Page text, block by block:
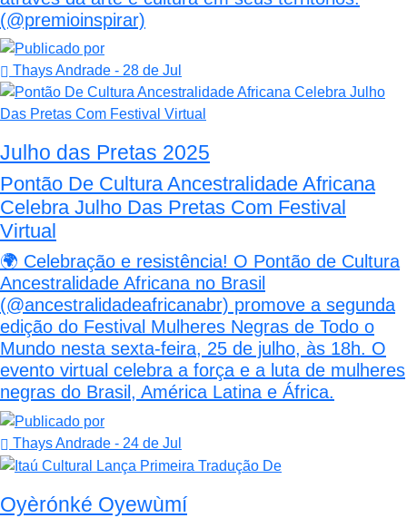
(@premioinspirar)
Thays Andrade - 28 de Jul
Julho das Pretas 2025
Pontão De Cultura Ancestralidade Africana
Celebra Julho Das Pretas Com Festival
Virtual
🌍 Celebração e resistência! O Pontão de Cultura
Ancestralidade Africana no Brasil
(@ancestralidadeafricanabr) promove a segunda
edição do Festival Mulheres Negras de Todo o
Mundo nesta sexta-feira, 25 de julho, às 18h. O
evento virtual celebra a força e a luta de mulheres
negras do Brasil, América Latina e África.
Thays Andrade - 24 de Jul
Oyèrónké Oyewùmí